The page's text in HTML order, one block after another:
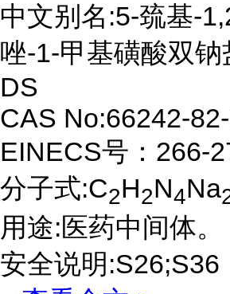
中文别名:5-巯基-
唑-1-甲基磺酸双钠
DS
CAS No:66242-
EINECS号：266-
分子式:C2H2N4Na
用途:医药中间体。
安全说明:S26;S36